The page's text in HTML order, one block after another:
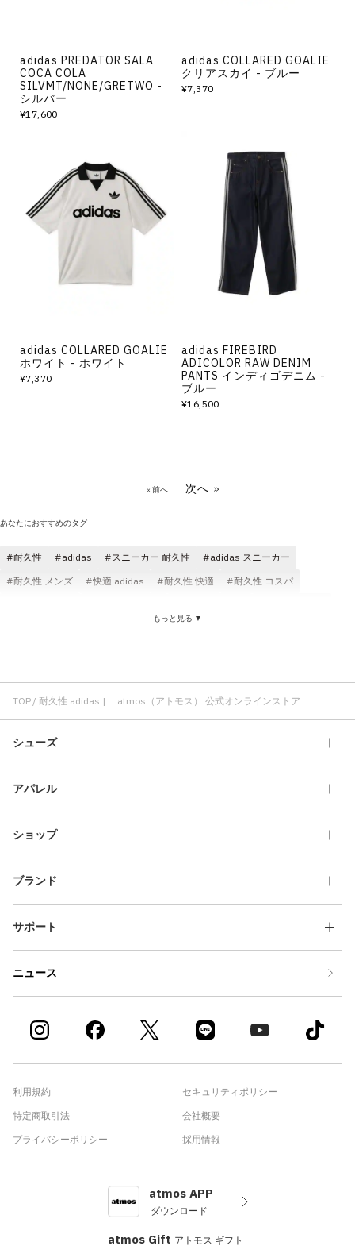
adidas PREDATOR SALA
COCA COLA
SILVMT/NONE/GRETWO -
シルバー
¥17,600
adidas COLLARED GOALIE
クリアスカイ - ブルー
¥7,370
adidas COLLARED GOALIE
ホワイト - ホワイト
¥7,370
adidas FIREBIRD
ADICOLOR RAW DENIM
PANTS インディゴデニム -
ブルー
¥16,500
« 前へ 次へ »
あなたにおすすめのタグ
耐久性 adidas スニーカー 耐久性
adidas スニーカー
耐久性 メンズ
快適 adidas 耐久性 快適
耐久性 コスパ
トラックトップ adidas
もっと見る ▼
TOP 耐久性 adidas | atmos（アトモス） 公式オンラインストア
シューズ
アパレル
ショップ
ブランド
サポート
ニュース
利用規約
特定商取引法
プライバシーポリシー
セキュリティポリシー
会社概要
採用情報
atmos APP
ダウンロード
atmos Gift アトモス ギフト